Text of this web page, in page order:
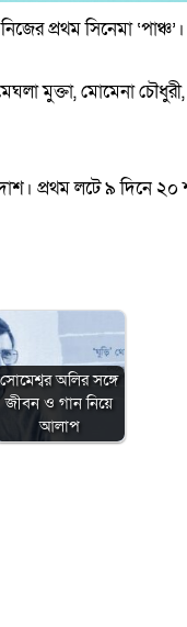
প্রথম সিনেমা ‘পাঞ্চ’।
মুক্তা, মোমেনা
প্রথম লটে ৯ দিনে ২০
সোমেশ্বর অলির সঙ্গে
জীবন ও গান নিয়ে
আলাপ